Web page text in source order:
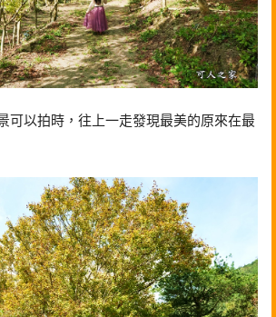
可以拍時，往上一走發現最美的原來在最